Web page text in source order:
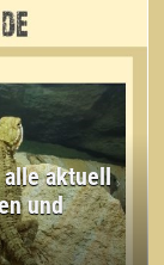
alle aktuell
und